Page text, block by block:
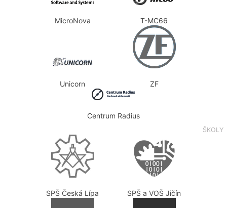
MicroNova T-MC66
Unicorn ZF
Centrum Radius
ŠKOLY
SPŠ Česká Lípa SPŠ a VOŠ Jičín